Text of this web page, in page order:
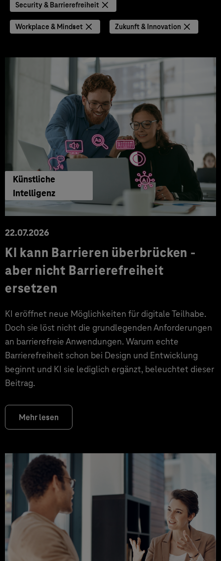
Security & Barrierefreiheit
Workplace & Mindset Zukunft & Innovation
Künstliche
Intelligenz
22.07.2026
KI kann Barrieren überbrücken -
aber nicht Barrierefreiheit
ersetzen
KI eröffnet neue Möglichkeiten für digitale Teilhabe.
Doch sie löst nicht die grundlegenden Anforderungen
an barrierefreie Anwendungen. Warum echte
Barrierefreiheit schon bei Design und Entwicklung
beginnt und KI sie lediglich ergänzt, beleuchtet dieser
Beitrag.
Mehr lesen